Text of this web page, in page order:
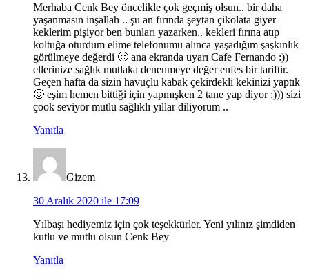
Merhaba Cenk Bey öncelikle çok geçmiş olsun.. bir daha
yaşanmasın inşallah .. şu an fırında şeytan çikolata giyer
keklerim pişiyor ben bunları yazarken.. kekleri fırına atıp
koltuğa oturdum elime telefonumu alınca yaşadığım şaşkınlık
görülmeye değerdi 🙂 ana ekranda uyarı Cafe Fernando :))
ellerinize sağlık mutlaka denenmeye değer enfes bir tariftir.
Geçen hafta da sizin havuçlu kabak çekirdekli kekinizi yaptık
🙂 eşim hemen bittiği için yapmışken 2 tane yap diyor :))) sizi
çook seviyor mutlu sağlıklı yıllar diliyorum ..
Yanıtla
Gizem
30 Aralık 2020 ile 17:09
Yılbaşı hediyemiz için çok teşekkürler. Yeni yılınız şimdiden
kutlu ve mutlu olsun Cenk Bey
Yanıtla